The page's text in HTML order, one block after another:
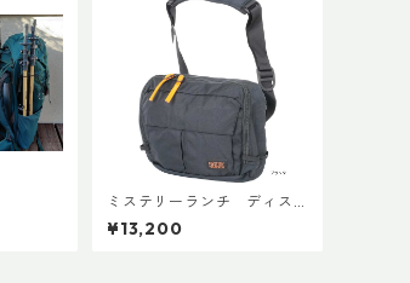
ミステリーランチ ディス
トリクト８
¥13,200